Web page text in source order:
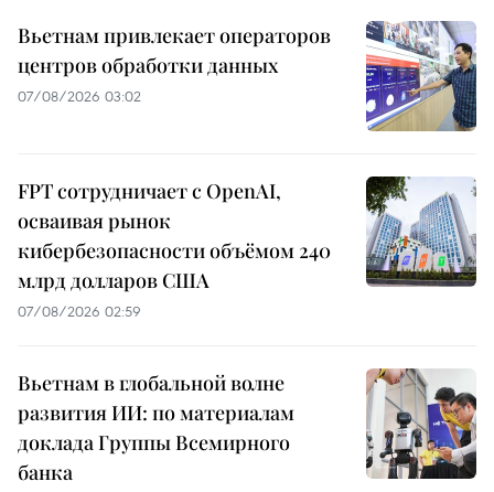
Вьетнам привлекает операторов
центров обработки данных
07/08/2026 03:02
FPT сотрудничает с OpenAI,
осваивая рынок
кибербезопасности объёмом 240
млрд долларов США
07/08/2026 02:59
Вьетнам в глобальной волне
развития ИИ: по материалам
доклада Группы Всемирного
банка